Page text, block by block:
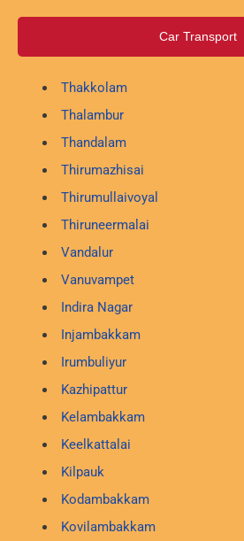
Car Transport
Thakkolam
Thalambur
Thandalam
Thirumazhisai
Thirumullaivoyal
Thiruneermalai
Vandalur
Vanuvampet
Indira Nagar
Injambakkam
Irumbuliyur
Kazhipattur
Kelambakkam
Keelkattalai
Kilpauk
Kodambakkam
Kovilambakkam